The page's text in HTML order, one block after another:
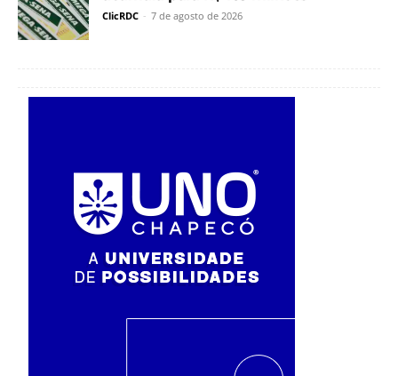
ClicRDC - 7 de agosto de 2026